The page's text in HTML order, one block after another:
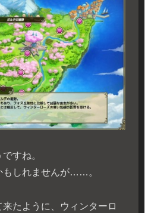
すね。
もしれませんが……。
たように、ウィンターロ